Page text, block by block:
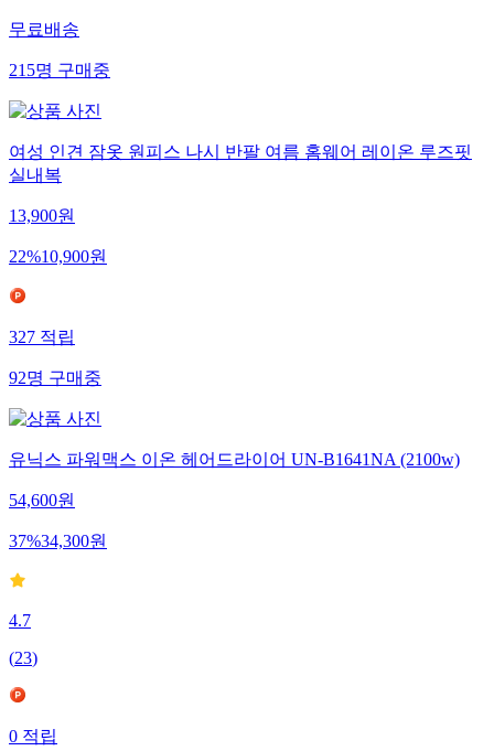
무료배송
215명구매중
여성 인견 잠옷 원피스 나시 반팔 여름 홈웨어 레이온 루즈핏
실내복
13,900원
22%10,900원
327적립
92명구매중
유닉스 파워맥스 이온 헤어드라이어 UN-B1641NA (2100w)
54,600원
37%34,300원
4.7
(23)
0적립